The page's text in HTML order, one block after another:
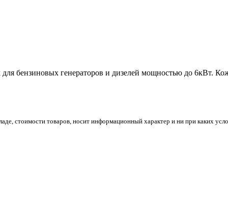
бензиновых генераторов и дизелей мощностью до 6кВт.
стоимости товаров, носит информационный характер и ни при каких